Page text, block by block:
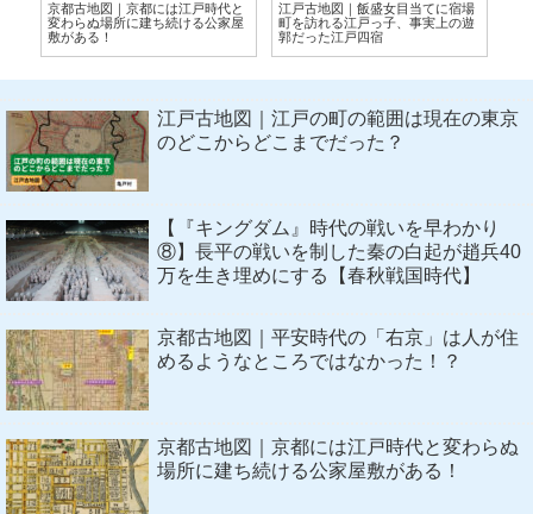
京都古地図｜京都には江戸時代と
変わらぬ場所に建ち続ける公家屋
敷がある！
江戸古地図｜飯盛女目当てに宿場
町を訪れる江戸っ子、事実上の遊
郭だった江戸四宿
江戸古地図｜江戸の町の範囲は現在の東京
のどこからどこまでだった？
【『キングダム』時代の戦いを早わかり
⑧】長平の戦いを制した秦の白起が趙兵40
万を生き埋めにする【春秋戦国時代】
京都古地図｜平安時代の「右京」は人が住
めるようなところではなかった！？
京都古地図｜京都には江戸時代と変わらぬ
場所に建ち続ける公家屋敷がある！